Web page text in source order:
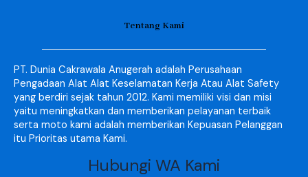
Tentang Kami
PT. Dunia Cakrawala Anugerah adalah Perusahaan
Pengadaan Alat Alat Keselamatan Kerja Atau Alat Safety
yang berdiri sejak tahun 2012. Kami memiliki visi dan misi
yaitu meningkatkan dan memberikan pelayanan terbaik
serta moto kami adalah memberikan Kepuasan Pelanggan
itu Prioritas utama Kami.
Hubungi WA Kami